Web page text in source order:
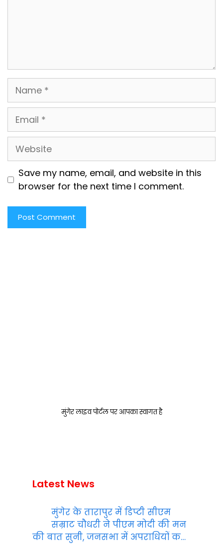
Name
Email
Website
Save my name, email, and website in this
browser for the next time I comment.
मुंगेर लाइव पोर्टल पर आपका स्वागत है
Latest News
मुंगेर के तारापुर में डिप्टी सीएम
सम्राट चौधरी ने पीएम मोदी की मन
की बात सुनी, जनसभा में अपराधियों क…